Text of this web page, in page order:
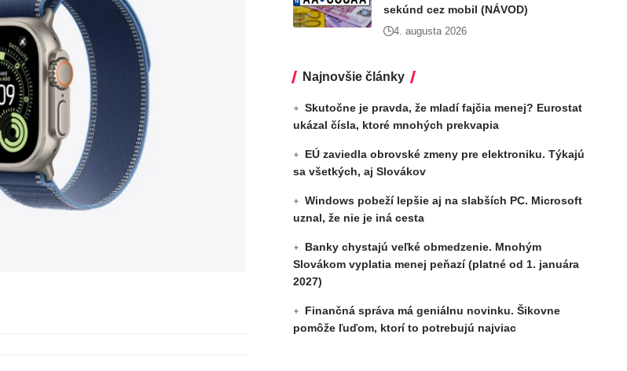
sekúnd cez mobil (NÁVOD)
4. augusta 2026
Najnovšie články
Skutočne je pravda, že mladí fajčia menej? Eurostat
ukázal čísla, ktoré mnohých prekvapia
EÚ zaviedla obrovské zmeny pre elektroniku. Týkajú
sa všetkých, aj Slovákov
Windows pobeží lepšie aj na slabších PC. Microsoft
uznal, že nie je iná cesta
Banky chystajú veľké obmedzenie. Mnohým
Slovákom vyplatia menej peňazí (platné od 1. januára
2027)
Finančná správa má geniálnu novinku. Šikovne
pomôže ľuďom, ktorí to potrebujú najviac